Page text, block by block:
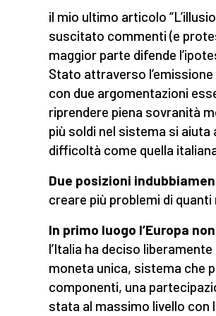
il mio ultimo articolo
suscitato commenti (e
maggior parte difende
Stato attraverso
con due argomentazioni
riprendere piena sovranità
più soldi nel sistema si aiuta
difficoltà come quella
Due posizioni
creare più problemi di quanti
In primo luogo l’Europa
l’Italia ha deciso
moneta unica, sistema che
componenti, una
stata al massimo livello con